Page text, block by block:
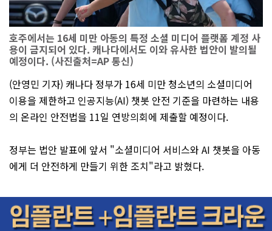
호주에서는 16세 미만 아동의 특정 소셜 미디어 플랫폼 계정 사
용이 금지되어 있다. 캐나다에서도 이와 유사한 법안이 발의될
예정이다. (사진출처=AP 통신)
(안영민 기자) 캐나다 정부가 16세 미만 청소년의 소셜미디어
이용을 제한하고 인공지능(AI) 챗봇 안전 기준을 마련하는 내용
의 온라인 안전법을 11일 연방의회에 제출할 예정이다.
정부는 법안 발표에 앞서 "소셜미디어 서비스와 AI 챗봇을 아동
에게 더 안전하게 만들기 위한 조치"라고 밝혔다.